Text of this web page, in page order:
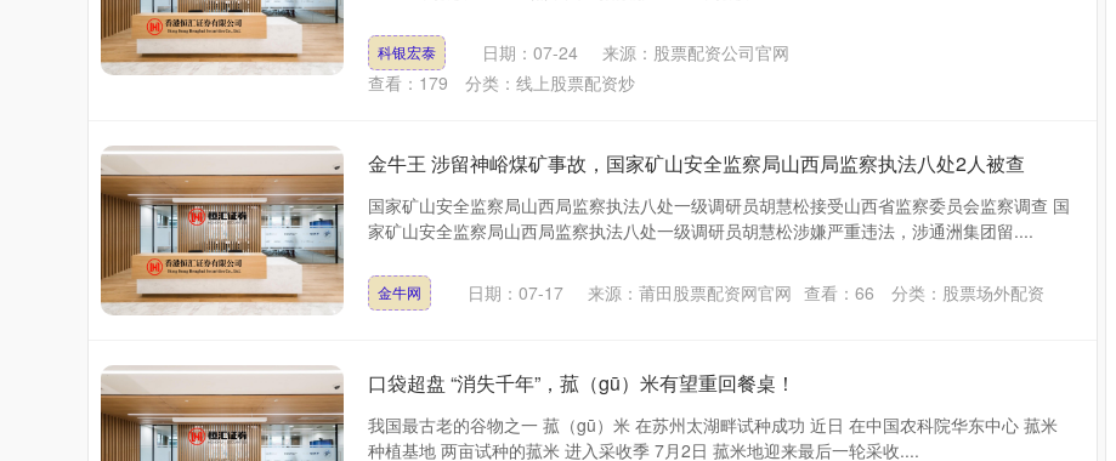
科银宏泰 日期：07-24
来源：股票配资公司官网
查看： 179 分类： 线上股票配资炒
金牛王 涉留神峪煤矿事故，国家矿山安全监察局山西局监察执法八处2人被查
国家矿山安全监察局山西局监察执法八处一级调研员胡慧松接受山西省监察委员会监察调查 国
家矿山安全监察局山西局监察执法八处一级调研员胡慧松涉嫌严重违法，涉通洲集团留....
金牛网 日期：07-17 来源：莆田股票配资网官网 查看： 66 分类： 股票场外配资
口袋超盘 “消失千年”，菰（gū）米有望重回餐桌！
我国最古老的谷物之一 菰（gū）米 在苏州太湖畔试种成功 近日 在中国农科院华东中心 菰米
种植基地 两亩试种的菰米 进入采收季 7月2日 菰米地迎来最后一轮采收....